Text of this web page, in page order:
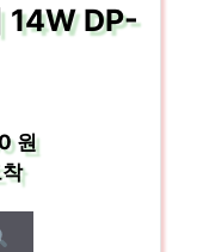
14W DP-
원